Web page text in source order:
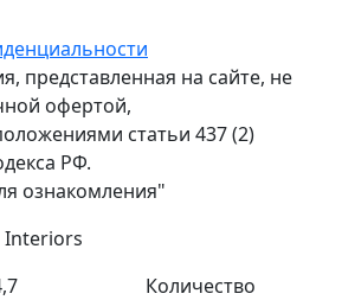
представленная на сайте, не
офертой,
статьи 437 (2)
РФ.
ознакомления"
Interiors
Количество